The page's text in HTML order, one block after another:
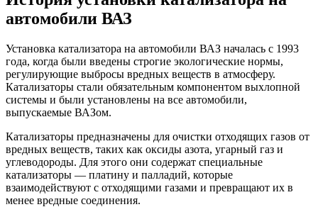
автомобили ВАЗ
Установка катализатора на автомобили ВАЗ началась с 1993
года, когда были введены строгие экологические нормы,
регулирующие выбросы вредных веществ в атмосферу.
Катализаторы стали обязательным компонентом выхлопной
системы и были установлены на все автомобили,
выпускаемые ВАЗом.
Катализаторы предназначены для очистки отходящих газов от
вредных веществ, таких как оксиды азота, угарный газ и
углеводороды. Для этого они содержат специальные
катализаторы — платину и палладий, которые
взаимодействуют с отходящими газами и превращают их в
менее вредные соединения.